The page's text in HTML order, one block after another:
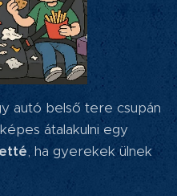
autó belső tere csupán
átalakulni egy
, ha gyerekek ülnek